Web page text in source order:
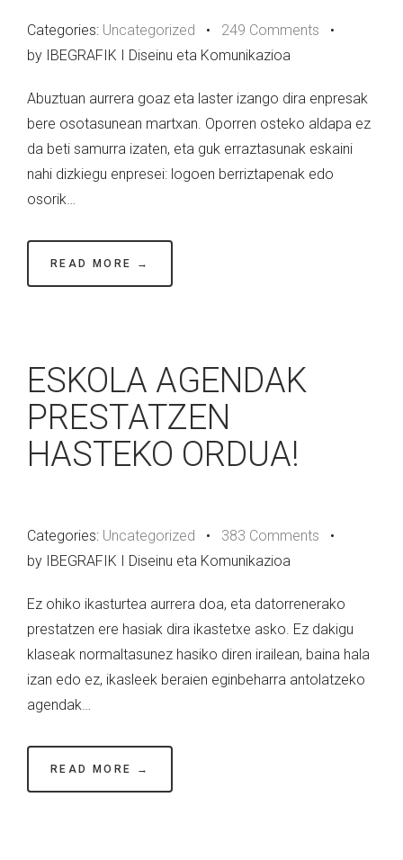
Categories: Uncategorized • 249 Comments •
by IBEGRAFIK I Diseinu eta Komunikazioa
Abuztuan aurrera goaz eta laster izango dira enpresak
bere osotasunean martxan. Oporren osteko aldapa ez
da beti samurra izaten, eta guk erraztasunak eskaini
nahi dizkiegu enpresei: logoen berriztapenak edo
osorik…
READ MORE →
ESKOLA AGENDAK
PRESTATZEN
HASTEKO ORDUA!
Categories: Uncategorized • 383 Comments •
by IBEGRAFIK I Diseinu eta Komunikazioa
Ez ohiko ikasturtea aurrera doa, eta datorrenerako
prestatzen ere hasiak dira ikastetxe asko. Ez dakigu
klaseak normaltasunez hasiko diren irailean, baina hala
izan edo ez, ikasleek beraien eginbeharra antolatzeko
agendak…
READ MORE →